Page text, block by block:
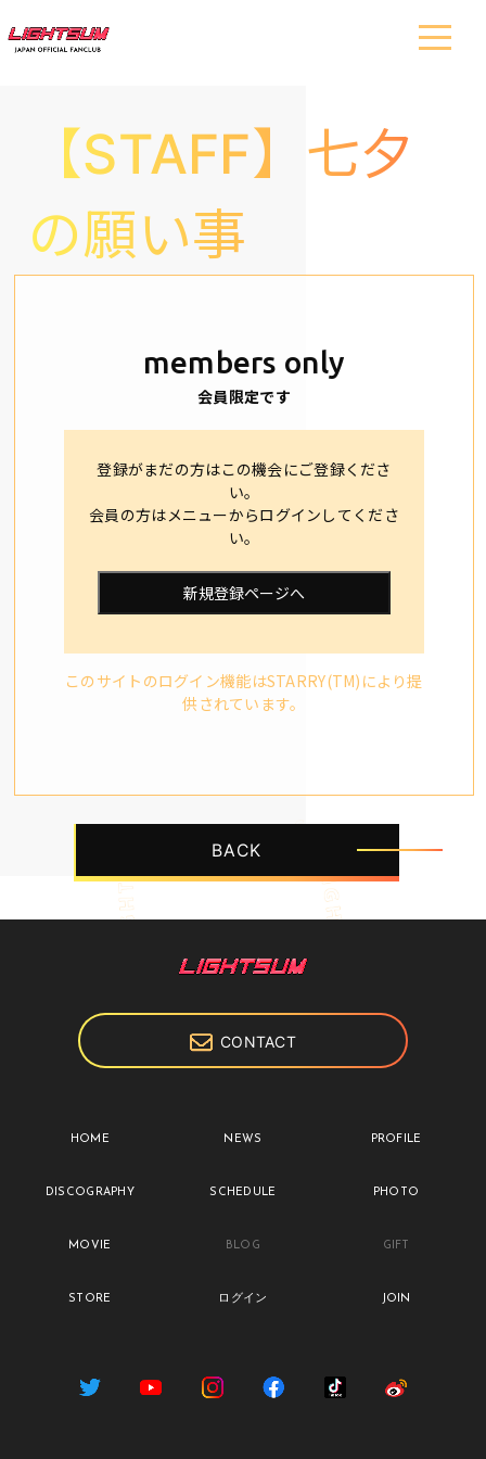
【STAFF】七夕
の願い事
members only
会員限定です
登録がまだの方はこの機会にご登録くださ
い。
会員の方はメニューからログインしてくださ
い。
新規登録ページへ
このサイトのログイン機能はSTARRY(TM)により提
供されています。
BACK
CONTACT
HOME NEWS PROFILE
DISCOGRAPHY SCHEDULE PHOTO
MOVIE BLOG GIFT
STORE ログイン JOIN